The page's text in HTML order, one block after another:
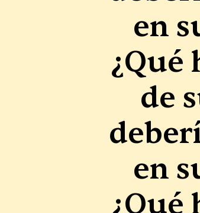
en
¿Qué
de
en
¿Qué